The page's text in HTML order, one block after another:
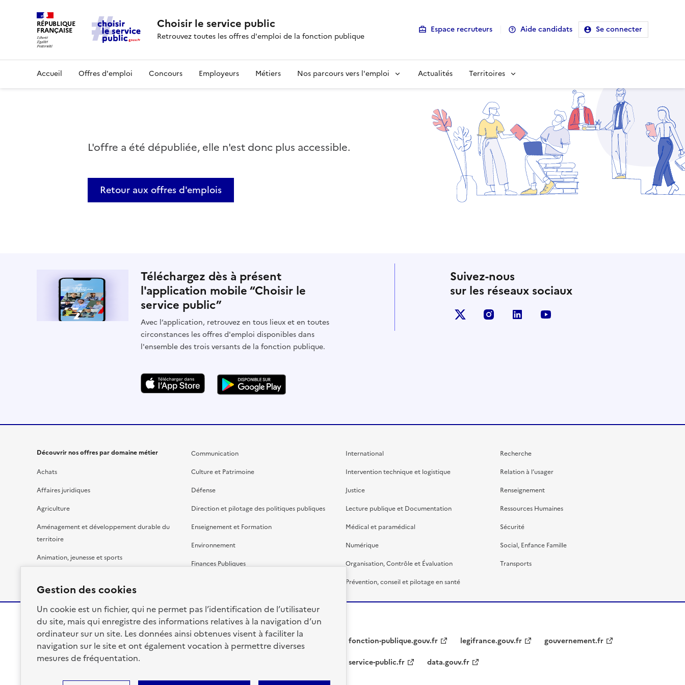
Gestion des cookies
Un cookie est un fichier, qui ne permet pas l’identification de l’utilisateur
du site, mais qui enregistre des informations relatives à la navigation d’un
ordinateur sur un site. Les données ainsi obtenues visent à faciliter la
navigation sur le site et ont également vocation à permettre diverses
mesures de fréquentation.
RÉPUBLIQUE
FRANÇAISE Choisir le service public
Retrouvez toutes les offres d'emploi de la fonction publique
Espace recruteurs Aide candidats Se connecter
Accueil Offres d'emploi Concours Employeurs Métiers Nos parcours vers l'emploi Actualités Territoires
L'offre a été dépubliée, elle n'est donc plus accessible.
Retour aux offres d'emplois
Téléchargez dès à présent
l'application mobile “Choisir le
service public”
Avec l’application, retrouvez en tous lieux et en toutes
circonstances les offres d'emploi disponibles dans
l'ensemble des trois versants de la fonction publique.
Suivez-nous
sur les réseaux sociaux
X (anciennement Twitter)
instagramlinkedin
Découvrir nos offres par domaine métier
Achats
Affaires juridiques
Agriculture
Aménagement et développement durable du
territoire
Animation, jeunesse et sports
Communication
Culture et Patrimoine
Défense
Direction et pilotage des politiques publiques
Enseignement et Formation
Environnement
Finances Publiques
International
Intervention technique et logistique
Justice
Lecture publique et Documentation
Médical et paramédical
Numérique
Organisation, Contrôle et Évaluation
Prévention, conseil et pilotage en santé
Recherche
Relation à l’usager
Renseignement
Ressources Humaines
Sécurité
Social, Enfance Famille
Transports
RÉPUBLIQUE
FRANÇAISE fonction-publique.gouv.fr legifrance.gouv.fr
gouvernement.fr
service-public.fr
data.gouv.fr